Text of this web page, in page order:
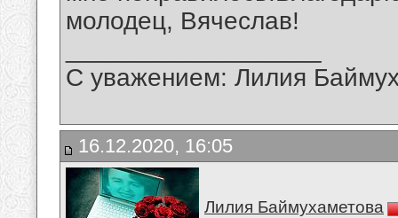
молодец, Вячеслав!
С уважением: Лилия
16.12.2020, 16:05
Лилия Баймухаметова